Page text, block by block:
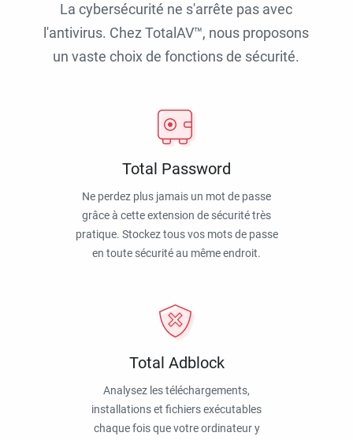
La cybersécurité ne s'arrête pas avec
l'antivirus. Chez TotalAV™, nous proposons
un vaste choix de fonctions de sécurité.
Total Password
Ne perdez plus jamais un mot de passe
grâce à cette extension de sécurité très
pratique. Stockez tous vos mots de passe
en toute sécurité au même endroit.
Total Adblock
Analysez les téléchargements,
installations et fichiers exécutables
chaque fois que votre ordinateur y